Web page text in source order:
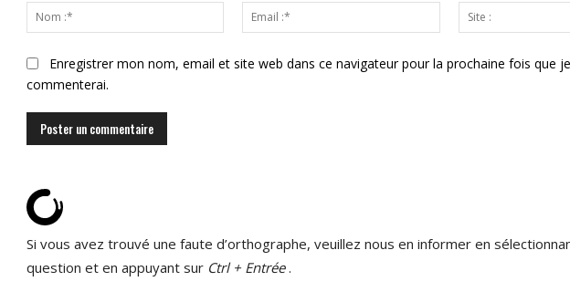
Nom
:*
Email
:*
Enregistrer mon nom, email et site web dans ce navigateur pour la prochaine fois que je
commenterai.
Si vous avez trouvé une faute d’orthographe, veuillez nous en informer en
question et en appuyant sur Ctrl + Entrée.